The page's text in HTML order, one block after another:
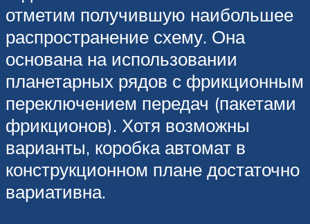
отметим получившую наибольшее
распространение схему. Она
основана на использовании
планетарных рядов с фрикционным
переключением передач (пакетами
фрикционов). Хотя возможны
варианты, коробка автомат в
конструкционном плане достаточно
вариативна.